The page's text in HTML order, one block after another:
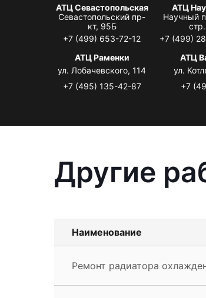
АТЦ Севастопольская
Севастопольский пр-
кт, 95Б
+7 (499) 653-72-12
АТЦ
Научный
+7 (499)
АТЦ Раменки
ул. Лобачевского, 114
+7 (495) 135-42-87
АТЦ
ул.
+7
Другие
Наименование
Ремонт радиатора